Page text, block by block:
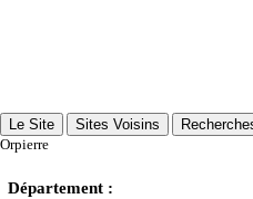
Le Site Sites Voisins
Orpierre
Département :